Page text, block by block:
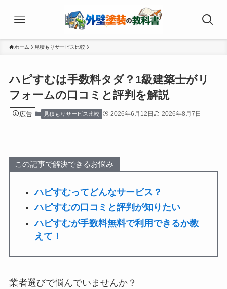
ホーム 見積もりサービス比較
ハピすむは手数料タダ？1級建築士がリ
フォームの口コミと評判を解説
広告 見積もりサービス比較 2026年6月12日 2026年8月7日
この記事で解決できるお悩み
ハピすむってどんなサービス？
ハピすむの口コミと評判が知りたい
ハピすむが手数料無料で利用できるか教
えて！
業者選びで悩んでいませんか？